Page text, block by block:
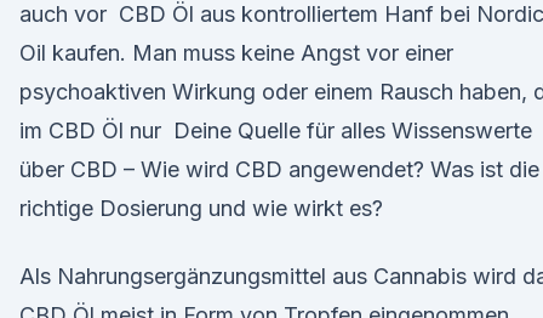
auch vor CBD Öl aus kontrolliertem Hanf bei Nordic
Oil kaufen. Man muss keine Angst vor einer
psychoaktiven Wirkung oder einem Rausch haben,
im CBD Öl nur Deine Quelle für alles Wissenswerte
über CBD – Wie wird CBD angewendet? Was ist die
richtige Dosierung und wie wirkt es?
Als Nahrungsergänzungsmittel aus Cannabis wird